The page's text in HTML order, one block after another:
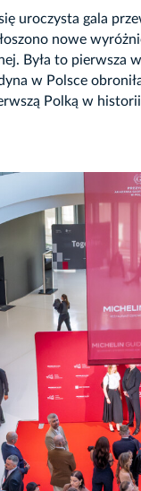
uroczysta gala
nowe
Była to pierwsza
w Polsce
Polką w